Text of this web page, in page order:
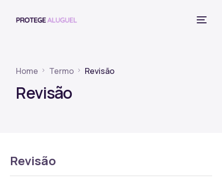
Home Termo Revisão
Revisão
Revisão